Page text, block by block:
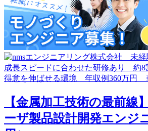
【金属加工技術の最前線
ーザ製品設計開発エンジ